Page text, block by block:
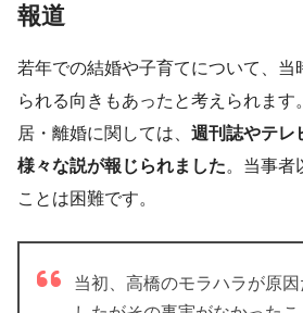
報道
若年での結婚や子育てについて、当
られる向きもあったと考えられます
居・離婚に関しては、 週刊誌やテレ
様々な説が報じられました。当事者
ことは困難です。
当初、高橋のモラハラが原